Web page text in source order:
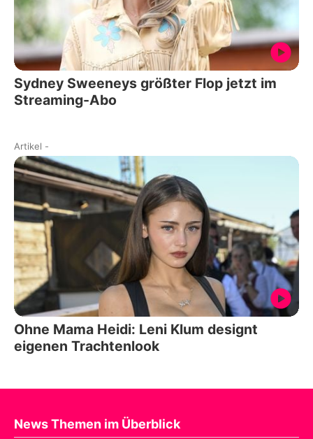
Sydney Sweeneys größter Flop jetzt im
Streaming-Abo
Artikel -
Ohne Mama Heidi: Leni Klum designt
eigenen Trachtenlook
News Themen im Überblick